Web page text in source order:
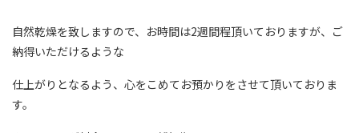
自然乾燥を致しますので、お時間は2週間程頂いておりますが、ご
納得いただけるような
仕上がりとなるよう、心をこめてお預かりをさせて頂いておりま
す。